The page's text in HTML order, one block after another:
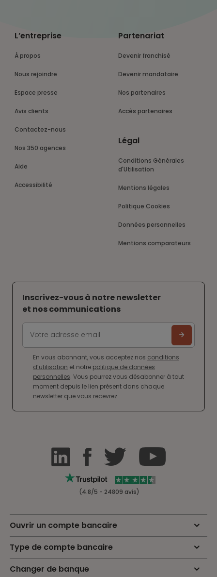
L’entreprise
À propos
Nous rejoindre
Espace presse
Avis clients
Contactez-nous
Nos 350 agences
Aide
Accessibilité
Partenariat
Devenir franchisé
Devenir mandataire
Nos partenaires
Accès partenaires
Légal
Conditions Générales
d'Utilisation
Mentions légales
Politique Cookies
Données personnelles
Mentions comparateurs
Inscrivez-vous à notre newsletter
et nos communications
En vous abonnant, vous acceptez nos conditions
d’utilisation et notre politique de données
personnelles. Vous pourrez vous désabonner à tout
moment depuis le lien présent dans chaque
newsletter que vous recevrez.
(4.8/5 - 24809 avis)
Ouvrir un compte bancaire
Type de compte bancaire
Changer de banque